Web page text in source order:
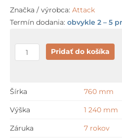
Značka / výrobca: Attack
Termín dodania: obvykle 2 – 5
množstvo
Attack
PELLET
Pridať do košíka
Šírka 760 mm
Výška 1 240 mm
Záruka 7 rokov